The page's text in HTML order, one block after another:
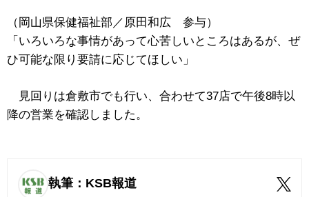
（岡山県保健福祉部／原田和広 参与）
「いろいろな事情があって心苦しいところはあるが、ぜ
ひ可能な限り要請に応じてほしい」
見回りは倉敷市でも行い、合わせて37店で午後8時以
降の営業を確認しました。
執筆：KSB報道